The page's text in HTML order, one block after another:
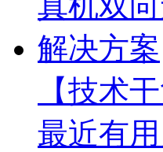
【技术
最近有